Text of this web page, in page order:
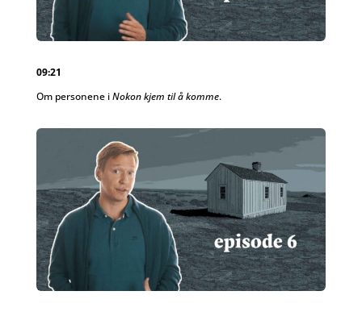
09:21
Om personene iNokon kjem til å komme.